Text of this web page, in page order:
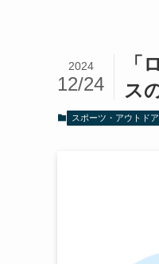
「
ス
2024
12/24
スポーツ・アウトドア